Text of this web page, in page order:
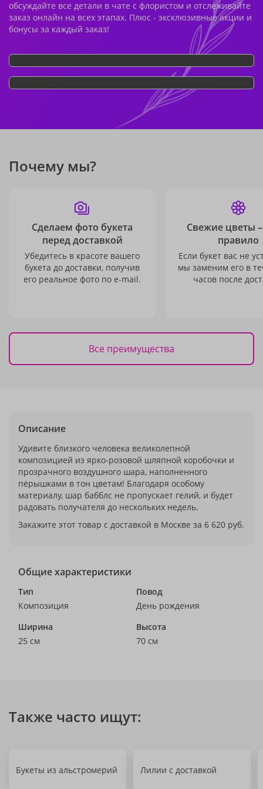
обсуждайте все детали в чате с флористом и отслеживайте
заказ онлайн на всех этапах. Плюс - эксклюзивные акции и
бонусы за каждый заказ!
Почему мы?
Сделаем фото букета
перед доставкой
Убедитесь в красоте вашего
букета до доставки, получив
его реальное фото по e-mail.
Свежие цветы
правило
Если букет вас не
мы заменим его в
часов после
Все преимущества
Описание
Удивите близкого человека великолепной
композицией из ярко-розовой шляпной коробочки и
прозрачного воздушного шара, наполненного
пёрышками в тон цветам! Благодаря особому
материалу, шар бабблс не пропускает гелий, и будет
радовать получателя до нескольких недель.
Закажите этот товар с доставкой в Москве за 6 620 руб.
Общие характеристики
Тип
Композиция
Повод
День рождения
Ширина
25 см
Высота
70 см
Также часто ищут:
Букеты из альстромерий Лилии с доставкой